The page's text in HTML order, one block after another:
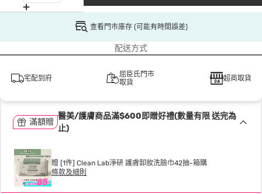
查看門市庫存 (可能有時間誤差)
配送方式
宅配到府
屈臣氏門市
取貨
超商取貨
滿額贈
醫美/護膚商品滿$600即贈好禮(數量有限 送完為
止)
贈 [1件] Clean Lab淨研 護膚卸妝洗臉巾42抽-箱購
條款及細則